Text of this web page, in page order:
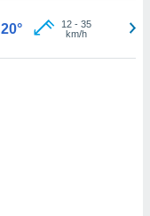
20° 12- 35
km/h